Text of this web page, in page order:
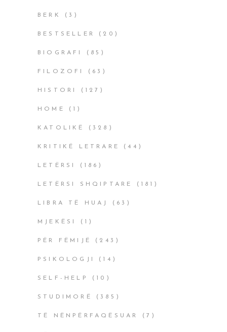
BERK (3)
BESTSELLER (20)
BIOGRAFI (85)
FILOZOFI (63)
HISTORI (127)
HOME (1)
KATOLIKË (328)
KRITIKË LETRARE (44)
LETËRSI (186)
LETËRSI SHQIPTARE (181)
LIBRA TË HUAJ (63)
MJEKËSI (1)
PËR FËMIJË (243)
PSIKOLOGJI (14)
SELF-HELP (10)
STUDIMORË (385)
TË NËNPËRFAQËSUAR (7)